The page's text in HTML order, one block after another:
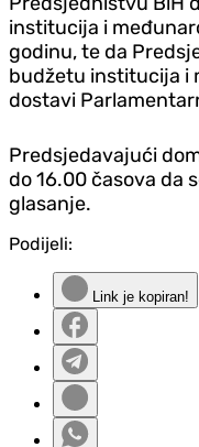
institucija i
godinu, te da
budžetu institucija i
dostavi
Predsjedavajući
do 16.00 časova da
glasanje.
Podijeli:
Link je kopiran!